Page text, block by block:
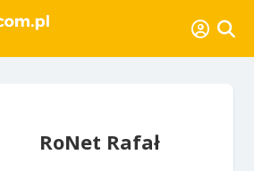
RoNet Rafał